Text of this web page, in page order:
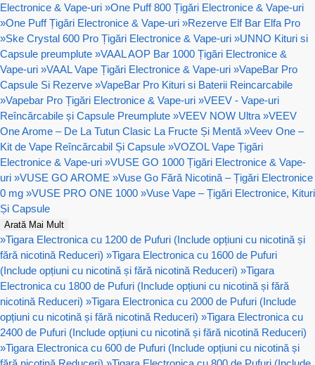
Electronice & Vape-uri »One Puff 800 Țigări Electronice & Vape-uri
»One Puff Țigări Electronice & Vape-uri »Rezerve Elf Bar Elfa Pro
»Ske Crystal 600 Pro Țigări Electronice & Vape-uri »UNNO Kituri si
Capsule preumplute »VAAL AOP Bar 1000 Țigări Electronice &
Vape-uri »VAAL Vape Țigări Electronice & Vape-uri »VapeBar Pro
Capsule Si Rezerve »VapeBar Pro Kituri si Baterii Reincarcabile
»Vapebar Pro Țigări Electronice & Vape-uri »VEEV - Vape-uri
Reîncărcabile și Capsule Preumplute »VEEV NOW Ultra »VEEV
One Arome – De La Tutun Clasic La Fructe Și Mentă »Veev One –
Kit de Vape Reîncărcabil Și Capsule »VOZOL Vape Țigări
Electronice & Vape-uri »VUSE GO 1000 Țigări Electronice & Vape-
uri »VUSE GO AROME »Vuse Go Fără Nicotină – Țigări Electronice
0 mg »VUSE PRO ONE 1000 »Vuse Vape – Țigări Electronice, Kituri
Și Capsule
Arată Mai Mult
»Tigara Electronica cu 1200 de Pufuri (Include opțiuni cu nicotină și
fără nicotină Reduceri) »Tigara Electronica cu 1600 de Pufuri
(Include opțiuni cu nicotină și fără nicotină Reduceri) »Tigara
Electronica cu 1800 de Pufuri (Include opțiuni cu nicotină și fără
nicotină Reduceri) »Tigara Electronica cu 2000 de Pufuri (Include
opțiuni cu nicotină și fără nicotină Reduceri) »Tigara Electronica cu
2400 de Pufuri (Include opțiuni cu nicotină și fără nicotină Reduceri)
»Tigara Electronica cu 600 de Pufuri (Include opțiuni cu nicotină și